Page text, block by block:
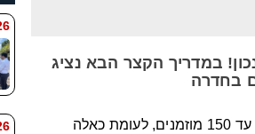
במדריך הקצר הבא נציג
בחדרה
חלק מגני האירועים בחדרה מאפשרים להפיק אירועים קטנים של עד 150 מוזמנים, לעומת כאלה